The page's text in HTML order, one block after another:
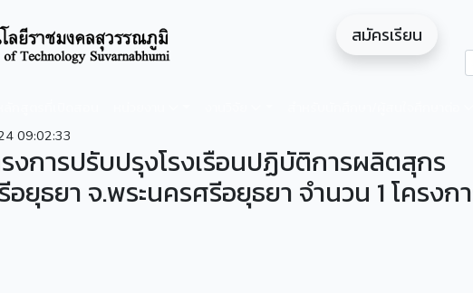
สมัครเรียน
09:02:33
งการปรับปรุงโรงเรือนปฏิบัติการผลิตสุกร
ยุธยา จ.พระนครศรีอยุธยา จำนวน 1 โครงก